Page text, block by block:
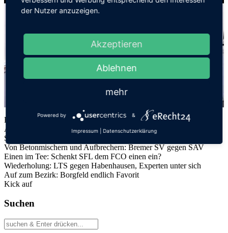
Wir benötigen Ihre Zustimmung, um den
Youtube-Service zu laden!
Wir verwenden einen Service eines Drittanbieters, um
Videoinhalte einzubetten. Dieser Service kann Daten
zu Ihren Aktivitäten sammeln. Bitte lesen Sie die Details
durch und stimmen Sie der Nutzung des Service zu,
Mehr Informationen
Akzeptieren
Powered byUsercentrics Consent Management
Platform
BSV Late Night Spezial
Alles zum Lotto Pokal Viertelfinale
Stühlchen-wechsel-dich: Wir setzen einiges und uns um
Von Betonmischern und Aufbrechern: Bremer SV gegen SAV
Einen im Tee: Schenkt SFL dem FCO einen ein?
Wiederholung: LTS gegen Habenhausen, Experten unter sich
Auf zum Bezirk: Borgfeld endlich Favorit
Kick auf
Suchen
der Nutzer anzuzeigen.
Akzeptieren
Ablehnen
mehr
Powered by &
Impressum Datenschutzerklärung